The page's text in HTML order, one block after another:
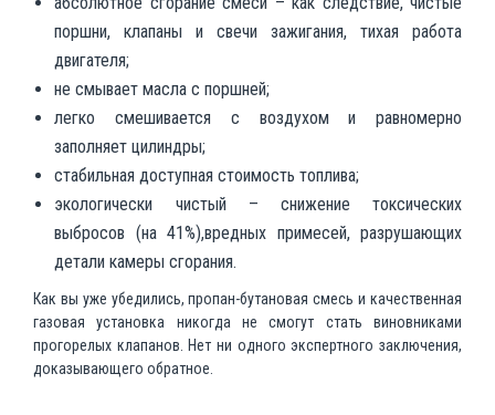
поршни, клапаны и свечи зажигания, тихая работа
двигателя;
не смывает масла с поршней;
легко смешивается с воздухом и равномерно
заполняет цилиндры;
стабильная доступная стоимость топлива;
экологически чистый – снижение токсических
выбросов (на 41%),вредных примесей, разрушающих
детали камеры сгорания.
Как вы уже убедились, пропан-бутановая смесь и качественная
газовая установка никогда не смогут стать виновниками
прогорелых клапанов. Нет ни одного экспертного заключения,
доказывающего обратное.